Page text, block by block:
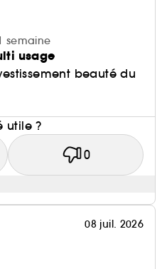
semaine
usage
beauté du
utile ?
0
08 juil. 2026